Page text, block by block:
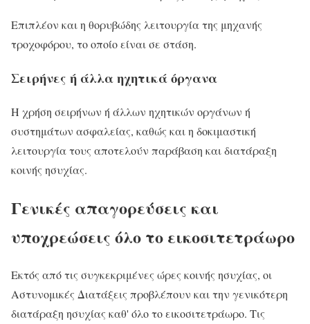
Επιπλέον και η θορυβώδης λειτουργία της μηχανής
τροχοφόρου, το οποίο είναι σε στάση.
Σειρήνες ή άλλα ηχητικά όργανα
Η χρήση σειρήνων ή άλλων ηχητικών οργάνων ή
συστημάτων ασφαλείας, καθώς και η δοκιμαστική
λειτουργία τους αποτελούν παράβαση και διατάραξη
κοινής ησυχίας.
Γενικές απαγορεύσεις και
υποχρεώσεις όλο το εικοσιτετράωρο
Εκτός από τις συγκεκριμένες ώρες κοινής ησυχίας, οι
Αστυνομικές Διατάξεις προβλέπουν και την γενικότερη
διατάραξη ησυχίας καθ' όλο το εικοσιτετράωρο. Τις